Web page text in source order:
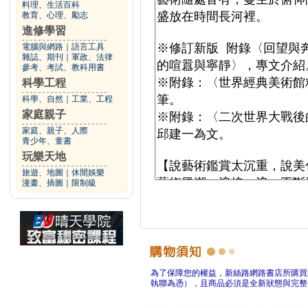
料理、生活百科
教育、心理、勵志
進修學習
電腦與網路
語言工具
雜誌、期刊
軍政、法律
參考、考試、教科用書
科學工程
科學、自然 工業、工程
家庭親子
家庭、親子、人際
青少年、童書
玩樂天地
旅遊、地圖
休閒娛樂
漫畫、插圖
限制級
為了保障您的權益，新絲路網路書店所購
執聯為憑），且商品必須是全新狀態與完